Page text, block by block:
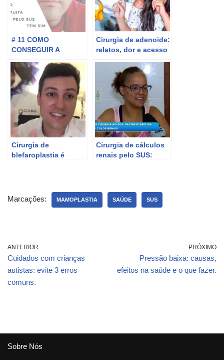
# 11 COMO
CONSEGUIR A
CONCERTA PELO
SUS 3 DICAS
INPORTANTES
Cirurgia de adenoide:
relatos, dor e acesso
Cirurgia de
blefaroplastia é
Cirurgia de cálculos
renais pelo SUS:
Marcações: MAMOPLASTIA SAÚDE SUS
ANTERIOR
Cuidados com crianças
autistas: evite 3 erros
comuns.
PRÓXIMO
Pressão baixa: causas,
efeitos na saúde e o que fazer.
Sobre Nós